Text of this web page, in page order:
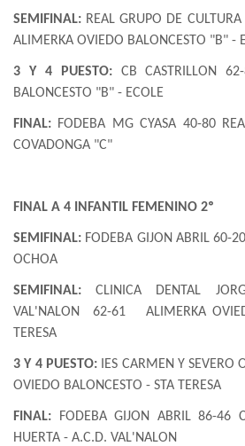
SEMIFINAL: REAL GRUPO DE
ALIMERKA OVIEDO BALONCESTO "B" -
3 Y 4 PUESTO:CB CASTRILLON
BALONCESTO "B" - ECOLE
FINAL: FODEBA MG CYASA 40-80
COVADONGA "C"
FINAL A 4 INFANTIL FEMENINO 2º
SEMIFINAL: FODEBA GIJON ABRIL 60-
OCHOA
SEMIFINAL: CLINICA DENTAL
VAL'NALON
62-61
ALIMERKA
TERESA
3 Y 4 PUESTO:IES CARMEN Y SEVERO
OVIEDO BALONCESTO - STA TERESA
FINAL: FODEBA GIJON ABRIL 86-46
HUERTA - A.C.D. VAL'NALON